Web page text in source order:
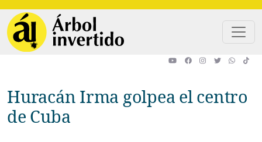
Huracán Irma golpea el centro
de Cuba